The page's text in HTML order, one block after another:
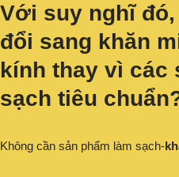
Với suy nghĩ
đổi sang khăn
kính thay vì các
sạch tiêu
Không cần sản phẩm làm sạch-